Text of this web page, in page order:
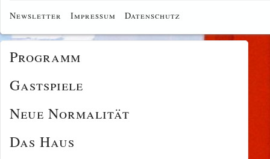
Newsletter Impressum Datenschutz
Programm
Gastspiele
Neue Normalität
Das Haus